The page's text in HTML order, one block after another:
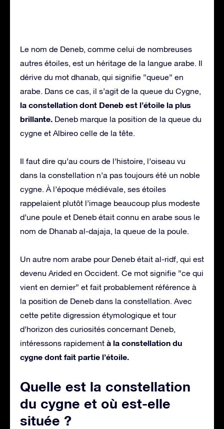
Le nom de Deneb, comme celui de nombreuses
autres étoiles, est un héritage de la langue arabe. Il
dérive du mot dhanab, qui signifie ”queue” en
arabe. Dans ce cas, il s’agit de la queue du Cygne,
la constellation dont Deneb est l’étoile la plus
brillante. Deneb marque la position de la queue du
cygne et Albireo celle de la tête.
Il faut dire qu’au cours de l’histoire, l’oiseau vu
dans la constellation n’a pas toujours été un noble
cygne. À l’époque médiévale, ses étoiles
rappelaient plutôt l’image beaucoup plus modeste
d’une poule et Deneb était connu en arabe sous le
nom de Dhanab al-dajaja, la queue de la poule.
Un autre nom arabe pour Deneb était al-ridf, qui est
devenu Arided en Occident. Ce mot signifie ”ce qui
vient en dernier” et fait probablement référence à
la position de Deneb dans la constellation. Avec
cette petite digression étymologique et tour
d’horizon des curiosités concernant Deneb,
intéressons rapidement à la constellation du
cygne dont fait partie l’étoile.
Quelle est la constellation
du cygne et où est-elle
située ?